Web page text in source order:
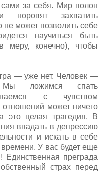
за себя. Мир полон
захватить
не может позволить себе
научиться быть
конечно), чтобы
— уже нет. Человек —
Мы ложимся спать
с чувством
отношений может ничего
это целая трагедия. В
впадать в депрессию
и искать в себе
времени. У вас будет еще
преграда
страх перед